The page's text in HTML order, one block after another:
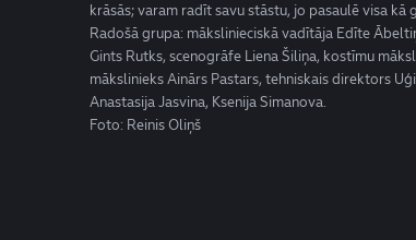
krāsās; varam radīt savu stāstu, jo pasaulē visa kā
Radošā grupa: mākslinieciskā vadītāja Edīte
Gints Rutks, scenogrāfe Liena Šiliņa, kostīmu
mākslinieks Ainārs Pastars, tehniskais direktors
Anastasija Jasvina, Ksenija Simanova.
Foto: Reinis Oliņš